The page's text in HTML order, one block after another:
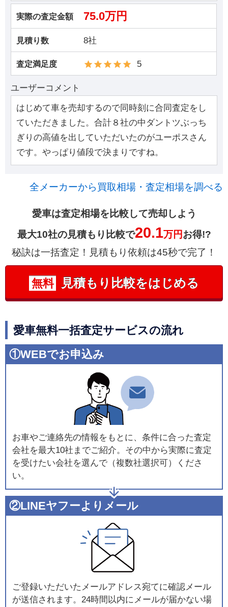
実際の査定金額 75.0万円
見積り数 8社
査定満足度 5
ユーザーコメント
はじめて車を売却するので同時刻に合同査定をし
ていただきました。合計８社の中ダントツぶっち
ぎりの高値を出していただいたのがユーポスさん
です。やっぱり値段で決まりですね。
全メーカーから買取相場・査定相場を調べる
愛車は査定相場を比較して売却しよう
最大10社の見積もり比較で20.1万円お得!?
秘訣は一括査定！見積もり依頼は45秒で完了！
無料 見積もり比較をはじめる
愛車無料一括査定サービスの流れ
①WEBでお申込み
お車やご連絡先の情報をもとに、条件に合った査定
会社を最大10社までご紹介。その中から実際に査定
を受けたい会社を選んで（複数社選択可）くださ
い。
②LINEヤフーよりメール
ご登録いただいたメールアドレス宛てに確認メール
が送信されます。24時間以内にメールが届かない場